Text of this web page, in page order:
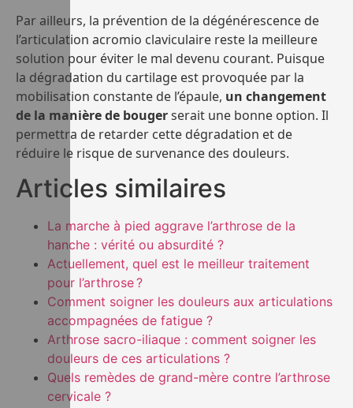
Par ailleurs, la prévention de la dégénérescence de
l’articulation acromio claviculaire reste la meilleure
solution pour éviter le mal devenu courant. Puisque
la dégradation du cartilage est provoquée par la
mobilisation constante de l’épaule, un changement
de la manière de bougerserait une bonne option. Il
permettra de retarder cette dégradation et de
réduire le risque de survenance des douleurs.
Articles similaires
La marche à pied aggrave l’arthrose de la
hanche : vérité ou absurdité ?
Actuellement, quel est le meilleur traitement
pour l’arthrose ?
Comment soigner les douleurs aux articulations
accompagnées de fatigue ?
Arthrose sacro-iliaque : comment soigner les
douleurs de ces articulations ?
Quels remèdes de grand-mère contre l’arthrose
cervicale ?